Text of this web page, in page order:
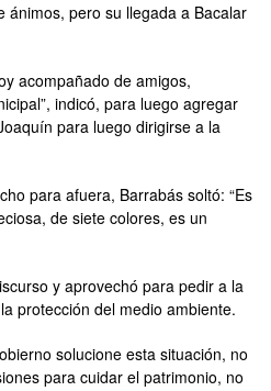
ánimos, pero su llegada a Bacalar
acompañado de amigos,
indicó, para luego agregar
para luego dirigirse a la
para afuera, Barrabás soltó: “Es
de siete colores, es un
y aprovechó para pedir a la
protección del medio ambiente.
solucione esta situación, no
para cuidar el patrimonio, no